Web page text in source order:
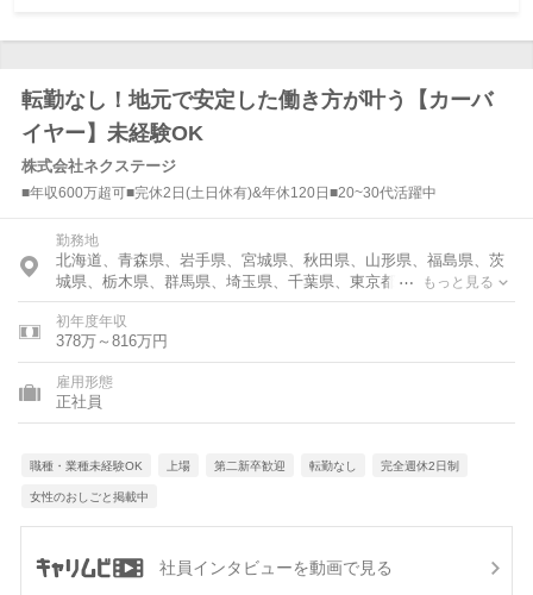
転勤なし！地元で安定した働き方が叶う【カーバ
イヤー】未経験OK
株式会社ネクステージ
■年収600万超可■完休2日(土日休有)&年休120日■20~30代活躍中
勤務地
北海道、青森県、岩手県、宮城県、秋田県、山形県、福島県、茨
城県、栃木県、群馬県、埼玉県、千葉県、東京都、神奈川県、富
山県、石川県、福井県、新潟県、山梨県、長野県、岐阜県、静岡
県、愛知県、三重県、滋賀県、京都府、大阪府、兵庫県、奈良
県、和歌山県、鳥取県、島根県、岡山県、広島県、山口県、徳島
県、香川県、愛媛県、高知県、福岡県、佐賀県、長崎県、熊本
県、大分県、宮崎県、鹿児島県、沖縄県
もっと見る
初年度年収
378万～816万円
雇用形態
正社員
職種・業種未経験OK 上場 第二新卒歓迎 転勤なし 完全週休2日制
女性のおしごと掲載中
社員インタビューを動画で見る